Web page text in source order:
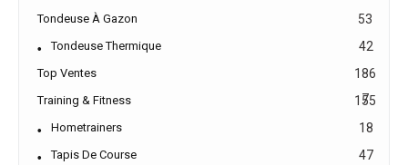
Tondeuse À Gazon 53
Tondeuse Thermique 42
Top Ventes
186
7
Training & Fitness 155
Hometrainers 18
Tapis De Course 47